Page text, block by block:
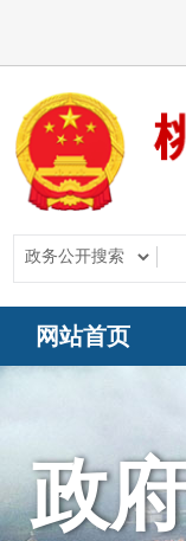
网站首页
政